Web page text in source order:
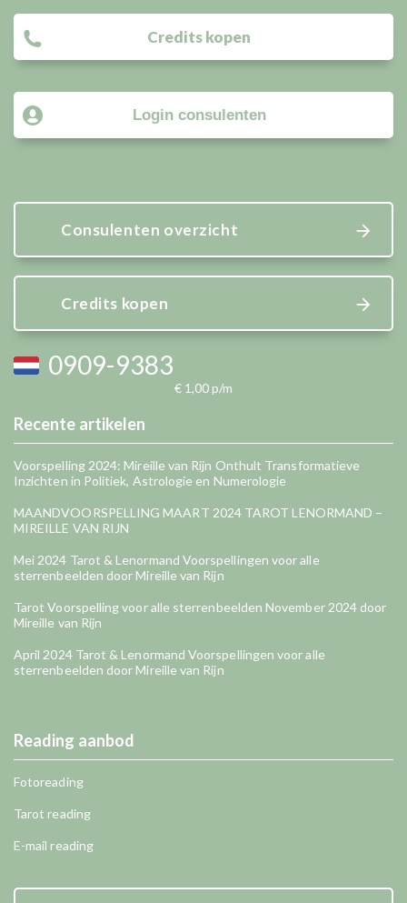
Credits kopen
Login consulenten
Consulenten overzicht
Credits kopen
0909-9383
€ 1,00 p/m
Recente artikelen
Voorspelling 2024: Mireille van Rijn Onthult Transformatieve
Inzichten in Politiek, Astrologie en Numerologie
MAANDVOORSPELLING MAART 2024 TAROT LENORMAND –
MIREILLE VAN RIJN
Mei 2024 Tarot & Lenormand Voorspellingen voor alle
sterrenbeelden door Mireille van Rijn
Tarot Voorspelling voor alle sterrenbeelden November 2024 door
Mireille van Rijn
April 2024 Tarot & Lenormand Voorspellingen voor alle
sterrenbeelden door Mireille van Rijn
Reading aanbod
Fotoreading
Tarot reading
E-mail reading